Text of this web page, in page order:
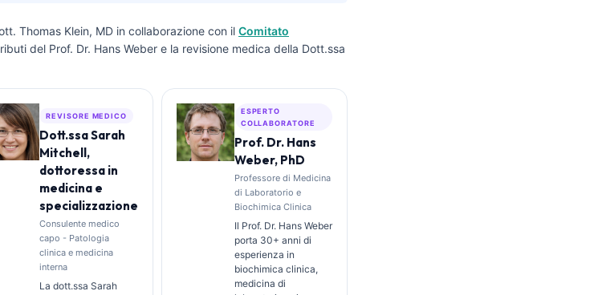
Thomas Klein, MD in collaborazione con il Comitato
del Prof. Dr. Hans Weber e la revisione medica della Dott.ssa
REVISORE MEDICO
Dott.ssa Sarah
Mitchell,
dottoressa in
medicina e
specializzazione
Consulente medico
capo - Patologia
clinica e medicina
interna
La dott.ssa Sarah
ESPERTO
COLLABORATORE
Prof. Dr. Hans
Weber, PhD
Professore di Medicina
di Laboratorio e
Biochimica Clinica
Il Prof. Dr. Hans Weber
porta 30+ anni di
esperienza in
biochimica clinica,
medicina di